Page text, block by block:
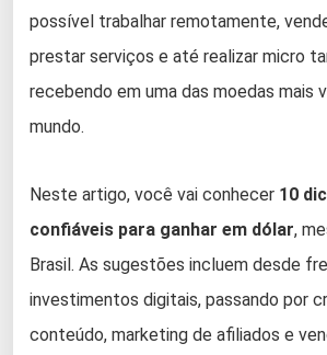
possível trabalhar remotamente,
prestar serviços e até realizar micro
recebendo em uma das moedas mais
mundo.
Neste artigo, você vai conhecer 10
confiáveis para ganhar em dólar,
Brasil. As sugestões incluem desde
investimentos digitais, passando por
conteúdo, marketing de afiliados e